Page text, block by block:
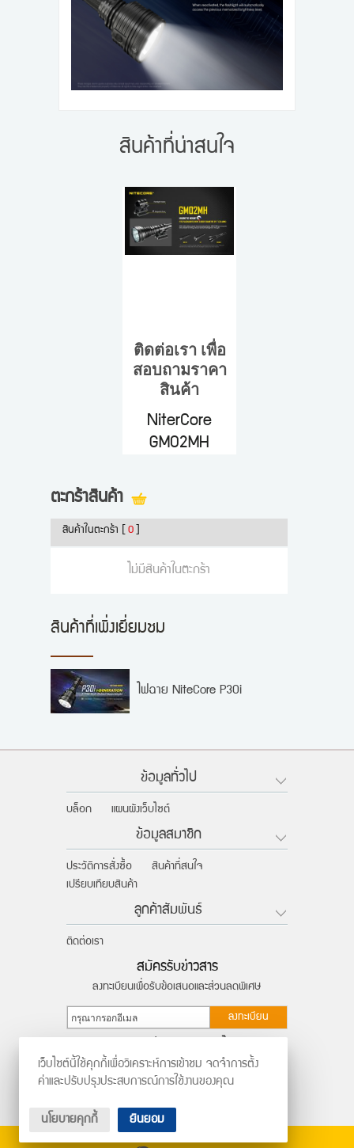
สินค้าที่น่าสนใจ
ติดต่อเรา เพื่อ
สอบถามราคา
สินค้า
NiterCore
GM02MH
ตะกร้าสินค้า
สินค้าในตะกร้า 0
ไม่มีสินค้าในตะกร้า
สินค้าที่เพิ่งเยี่ยมชม
ไฟฉาย NiteCore P30i
ข้อมูลทั่วไป
บล็อก แผนผังเว็บไซต์
ข้อมูลสมาชิก
ประวัติการสั่งซื้อ
สินค้าที่สนใจ
เปรียบเทียบสินค้า
ลูกค้าสัมพันธ์
ติดต่อเรา
สมัครรับข่าวสาร
ลงทะเบียนเพื่อรับข้อเสนอและส่วนลดพิเศษ
ลงทะเบียน
เว็บไซต์นี้ใช้คุกกี้เพื่อวิเคราะห์การเข้าชม จดจำการตั้ง
ค่าและปรับปรุงประสบการณ์การใช้งานของคุณ
นโยบายคุกกี้ ยินยอม